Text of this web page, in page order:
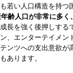
若い人口構造を持つ
齢人口が非常に多く、
長を強く後押しする
、エンターテイメン
ンツへの支出意欲が
あります。